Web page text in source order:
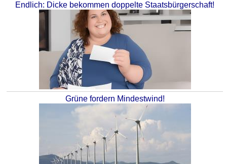
Endlich: Dicke bekommen doppelte Staatsbürgerschaft!
Grüne fordern Mindestwind!